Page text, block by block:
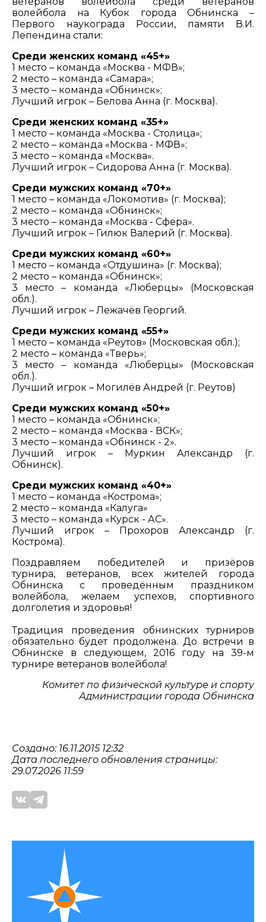
волейбола на Кубок города Обнинска –
Первого наукограда России, памяти В.И.
Лепендина стали:
Среди женских команд «45+»
1 место – команда «Москва - МФВ»;
2 место – команда «Самара»;
3 место – команда «Обнинск»;
Лучший игрок – Белова Анна (г. Москва).
Среди женских команд «35+»
1 место – команда «Москва - Столица»;
2 место – команда «Москва - МФВ»;
3 место – команда «Москва».
Лучший игрок – Сидорова Анна (г. Москва).
Среди мужских команд «70+»
1 место – команда «Локомотив» (г. Москва);
2 место – команда «Обнинск»;
3 место – команда «Москва - Сфера».
Лучший игрок – Гилюк Валерий (г. Москва).
Среди мужских команд «60+»
1 место – команда «Отдушина» (г. Москва);
2 место – команда «Обнинск»;
3 место – команда «Люберцы» (Московская
обл.).
Лучший игрок – Лежачёв Георгий.
Среди мужских команд «55+»
1 место – команда «Реутов» (Московская обл.);
2 место – команда «Тверь»;
3 место – команда «Люберцы» (Московская
обл.).
Лучший игрок – Могилёв Андрей (г. Реутов)
Среди мужских команд «50+»
1 место – команда «Обнинск»;
2 место – команда «Москва - ВСК»;
3 место – команда «Обнинск - 2».
Лучший игрок – Муркин Александр (г.
Обнинск).
Среди мужских команд «40+»
1 место – команда «Кострома»;
2 место – команда «Калуга»
3 место – команда «Курск - АС».
Лучший игрок – Прохоров Александр (г.
Кострома).
Поздравляем победителей и призёров
турнира, ветеранов, всех жителей города
Обнинска с проведённым праздником
волейбола, желаем успехов, спортивного
долголетия и здоровья!
Традиция проведения обнинских турниров
обязательно будет продолжена. До встречи в
Обнинске в следующем, 2016 году на 39-м
турнире ветеранов волейбола!
Комитет по физической культуре и спорту
Администрации города Обнинска
Создано: 16.11.2015 12:32
Дата последнего обновления страницы:
29.07.2026 11:59